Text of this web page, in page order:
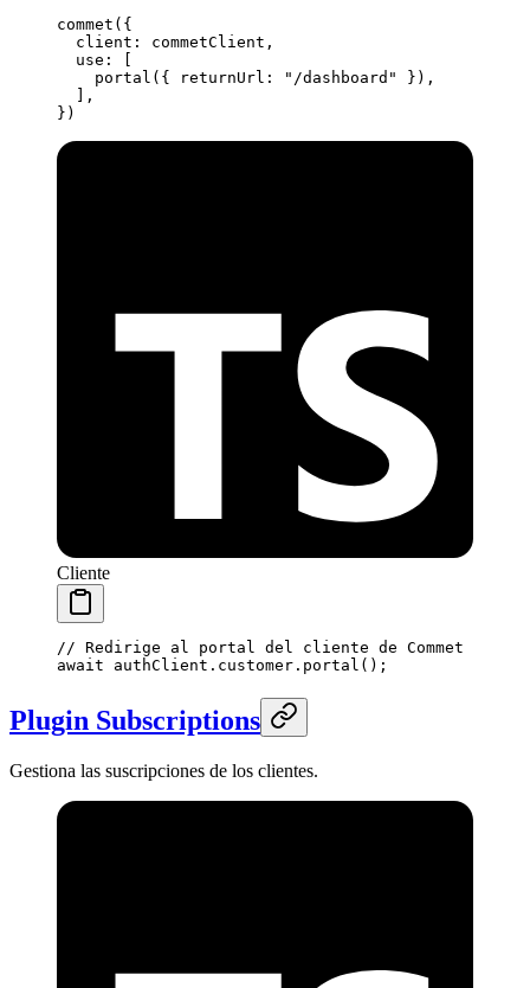
commet ({
  client: commetClient,
  use: [
    portal
({ returnUrl: "/dashboard"
}),
  ],
})
Cliente
// Redirige al portal del cliente de Commet
await authClient.customer. portal ();
Plugin Subscriptions
Gestiona las suscripciones de los clientes.